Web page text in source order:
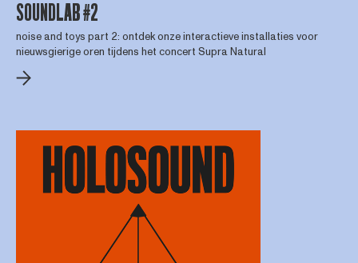
SOUNDLAB #2
noise and toys part 2: ontdek onze interactieve installaties voor
nieuwsgierige oren tijdens het concert Supra Natural